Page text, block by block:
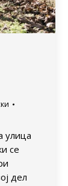
улица
се
дел